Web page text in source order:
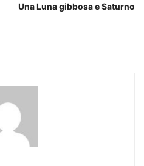
Una Luna gibbosa e Saturno